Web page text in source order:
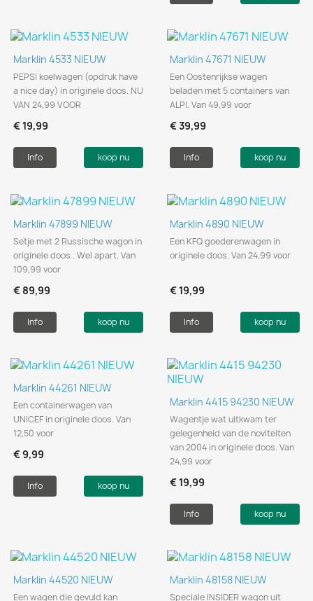
Marklin 4533 NIEUW
PEPSI koelwagen (opdruk have
a nice day) in originele doos. NU
VAN 24,99 VOOR
€ 19,99
Info koop nu
Marklin 47671 NIEUW
Een Oostenrijkse wagen
beladen met 5 containers van
ALPI. Van 49,99 voor
€ 39,99
Info koop nu
Marklin 47899 NIEUW
Setje met 2 Russische wagon in
originele doos . Wel apart. Van
109,99 voor
€ 89,99
Info koop nu
Marklin 4890 NIEUW
Een KFQ goederenwagen in
originele doos. Van 24,99 voor
€ 19,99
Info koop nu
Marklin 44261 NIEUW
Een containerwagen van
UNICEF in originele doos. Van
12,50 voor
€ 9,99
Info koop nu
Marklin 4415 94230 NIEUW
Wagentje wat uitkwam ter
gelegenheid van de noviteiten
van 2004 in originele doos. Van
24,99 voor
€ 19,99
Info koop nu
Marklin 44520 NIEUW
Een wagen die gevuld kan
Marklin 48158 NIEUW
Speciale INSIDER wagon uit